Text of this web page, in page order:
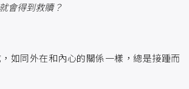
會得到救贖？
如同外在和內心的關係一樣，總是接踵而